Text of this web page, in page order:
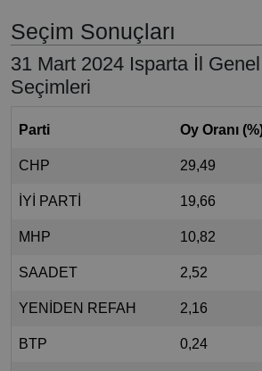
Seçim Sonuçları
31 Mart 2024 Isparta İl
Seçimleri
Parti Oy Oranı
CHP 29,49
İYİ PARTİ 19,66
MHP 10,82
SAADET 2,52
YENİDEN REFAH 2,16
BTP 0,24